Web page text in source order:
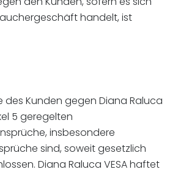
handelt, ist
des Kunden gegen Diana Raluca
5 geregelten
insbesondere
sind, soweit gesetzlich
Diana Raluca VESA haftet